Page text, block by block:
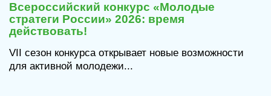
Всероссийский конкурс «Молодые
стратеги России» 2026: время
действовать!
VII сезон конкурса открывает новые возможности
для активной молодежи...